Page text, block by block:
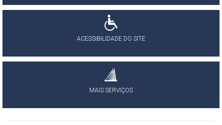
ACESSIBILIDADE DO SITE
MAIS SERVIÇOS